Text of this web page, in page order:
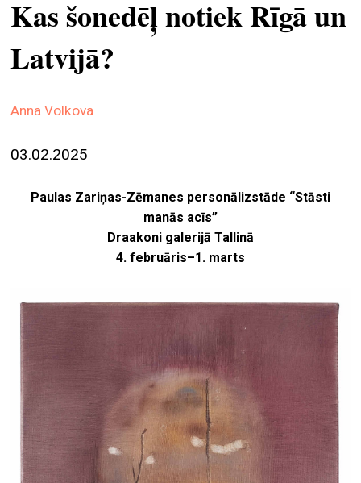
meklēt
Kas šonedēļ notiek Rīgā un
Latvijā?
Anna Volkova
03.02.2025
Paulas Zariņas-Zēmanes personālizstāde “Stāsti
manās acīs”
Draakoni galerijā Tallinā
4. februāris–1. marts